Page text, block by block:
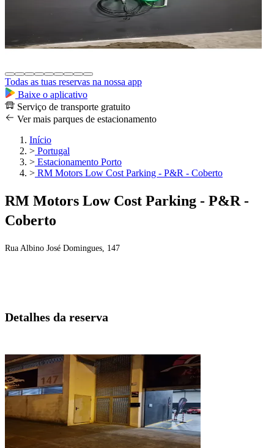
Todas as tuas reservas na nossa app
Baixe o aplicativo
Serviço de transporte gratuito
Ver mais parques de estacionamento
Início
> Portugal
> Estacionamento Porto
> RM Motors Low Cost Parking - P&R - Coberto
RM Motors Low Cost Parking - P&R -
Coberto
Rua Albino José Domingues, 147
Detalhes da reserva